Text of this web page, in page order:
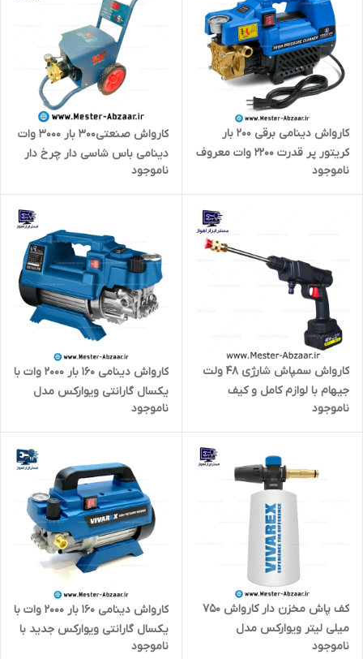
کارواش دینامی برقی 200 بار
کریتور پر قدرت 2200 وات معروف
به سریتور با لوازم کامل و کف
پاش مدل CREATOR CRE-
ناموجود
کارواش صنعتی300 بار 3000 وات
دینامی باس شاسی دار چرخ دار
تحت لیسانس آلمان اصلی
قدیمی تضمین قدرت مدل
ناموجود
کارواش سمپاش شارژی 48 ولت
جیهام با لوازم کامل و کیف
48W
ناموجود
کارواش دینامی 160 بار 2000 وات با
یکسال گارانتی ویوارکس مدل
VIVAREX VR7160-PW
ناموجود
کف پاش مخزن دار کارواش 750
میلی لیتر ویوارکس مدل
ناموجود
کارواش دینامی 160 بار 2000 وات با
یکسال گارانتی ویوارکس جدید با
لانس بلند و کف پاش مدل
ناموجود